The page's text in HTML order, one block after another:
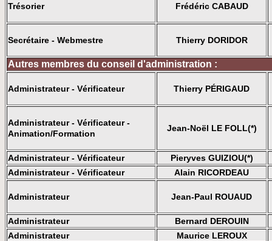
Trésorier Frédéric CABAUD
Secrétaire - Webmestre Thierry DORIDOR
Autres membres du conseil d'administration :
Administrateur - Vérificateur Thierry PÉRIGAUD
Administrateur - Vérificateur -
Animation/Formation
Jean-Noël LE FOLL(*)
Administrateur - Vérificateur
Pieryves GUIZIOU(*)
Administrateur - Vérificateur
Alain RICORDEAU
Administrateur Jean-Paul ROUAUD
Administrateur
Bernard DEROUIN
Administrateur
Maurice LEROUX